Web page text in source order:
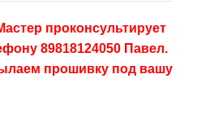
проконсультирует
89818124050 Павел.
прошивку под вашу